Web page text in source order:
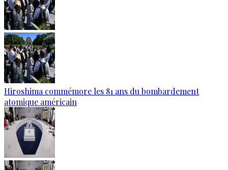
Hiroshima commémore les 81 ans du bombardement
atomique américain